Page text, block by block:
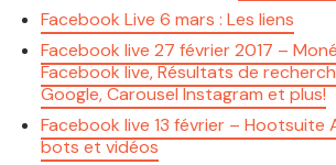
Facebook Live 6 mars : Les liens
Facebook live 27 février 2017 –
Facebook live, Résultats de
Google, Carousel Instagram et plus!
Facebook live 13 février – Hootsuite
bots et vidéos